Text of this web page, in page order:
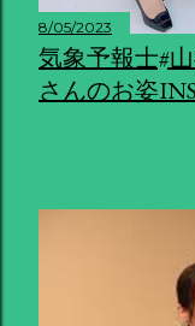
8/05/2023
気象予報士#
さんのお姿